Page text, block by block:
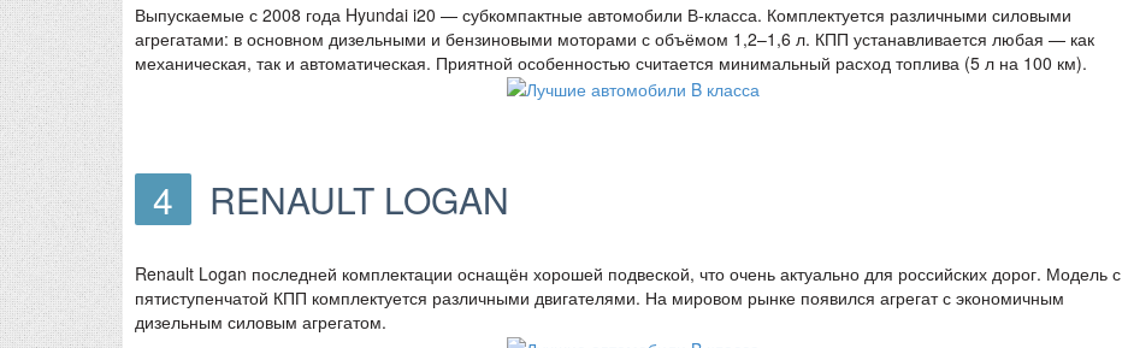
Выпускаемые с 2008 года Hyundai i20 — субкомпактные автомобили В-класса. Комплектуется различными силовыми
агрегатами: в основном дизельными и бензиновыми моторами с объёмом 1,2–1,6 л. КПП устанавливается любая — как
механическая, так и автоматическая. Приятной особенностью считается минимальный расход топлива (5 л на 100 км).
4 RENAULT LOGAN
Renault Logan последней комплектации оснащён хорошей подвеской, что очень актуально для российских дорог. Модель с
пятиступенчатой КПП комплектуется различными двигателями. На мировом рынке появился агрегат с экономичным
дизельным силовым агрегатом.